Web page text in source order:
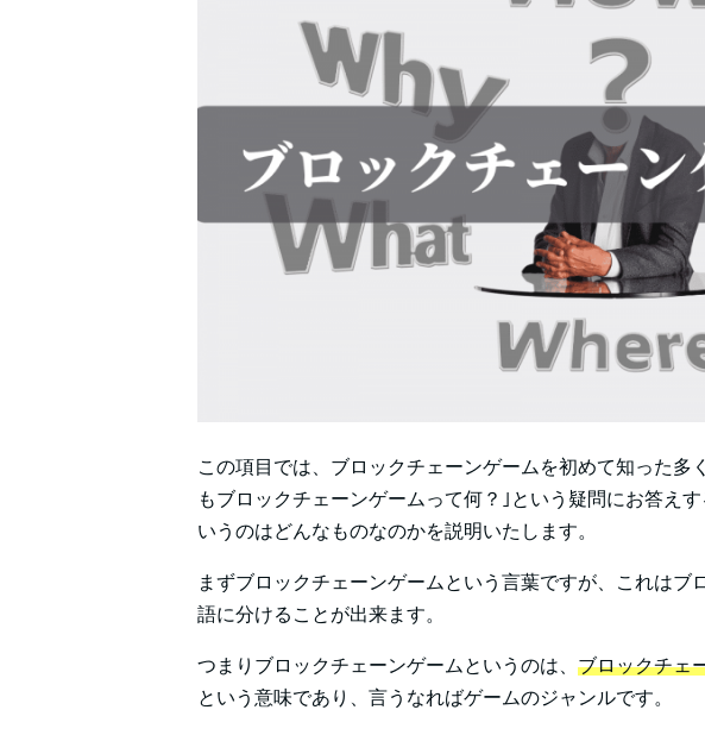
この項目では、ブロックチェーンゲームを初めて知った多
もブロックチェーンゲームって何？｣という疑問にお答え
いうのはどんなものなのかを説明いたします。
まずブロックチェーンゲームという言葉ですが、これはブ
語に分けることが出来ます。
つまりブロックチェーンゲームというのは、 ブロックチェ
という意味であり、言うなればゲームのジャンルです。